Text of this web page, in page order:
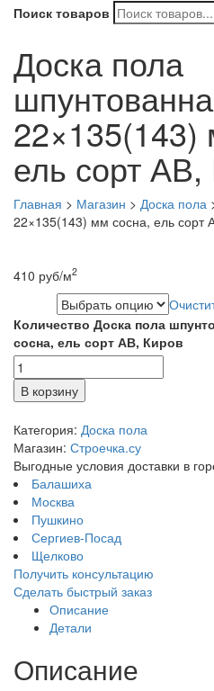
Поиск товаров
Доска пола
22×135(143)
ель сорт АВ,
Главная > Магазин > Доска пола
22×135(143) мм сосна, ель сорт
410 руб/м2
Количество Доска пола
сосна, ель сорт АВ, Киров
В корзину
Категория: Доска пола
Магазин: Строечка.су
Выгодные условия доставки в
Балашиха
Москва
Пушкино
Сергиев-Посад
Щелково
Получить консультацию
Сделать быстрый заказ
Описание
Детали
Описание